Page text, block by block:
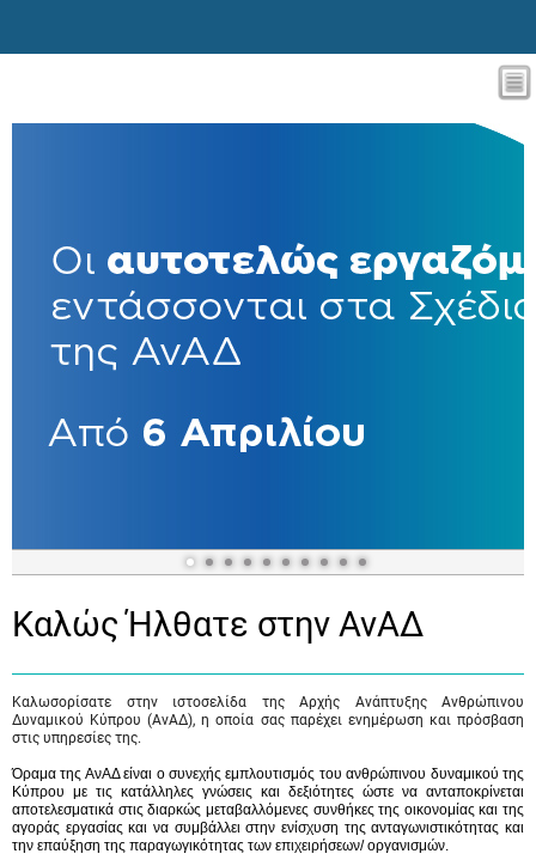
Καλώς Ήλθατε στην ΑνΑΔ
Καλωσορίσατε στην ιστοσελίδα της Αρχής Ανάπτυξης Ανθρώπινου
Δυναμικού Κύπρου (ΑνΑΔ), η οποία σας παρέχει ενημέρωση και πρόσβαση
στις υπηρεσίες της.
Όραμα της ΑνΑΔ είναι ο συνεχής εμπλουτισμός του ανθρώπινου δυναμικού της
Κύπρου με τις κατάλληλες γνώσεις και δεξιότητες ώστε να ανταποκρίνεται
αποτελεσματικά στις διαρκώς μεταβαλλόμενες συνθήκες της οικονομίας και της
αγοράς εργασίας και να συμβάλλει στην ενίσχυση της ανταγωνιστικότητας και
την επαύξηση της παραγωγικότητας των επιχειρήσεων/ οργανισμών.